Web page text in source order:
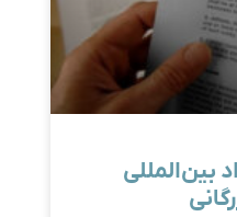
بین‌المللی